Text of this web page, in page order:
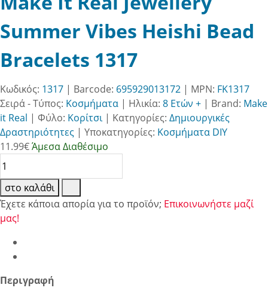
Summer Vibes Heishi Bead
Bracelets 1317
Κωδικός: 1317 | Barcode: 695929013172 | MPN: FK1317
Σειρά - Τύπος: Κοσμήματα | Ηλικία: 8 Ετών + | Brand: Make
it Real | Φύλο: Κορίτσι| Κατηγορίες: Δημιουργικές
Δραστηριότητες | Υποκατηγορίες: Κοσμήματα DIY
11.99€Άμεσα Διαθέσιμο
στο καλάθι
Έχετε κάποια απορία για το προϊόν; Επικοινωνήστε μαζί
μας!
Περιγραφή